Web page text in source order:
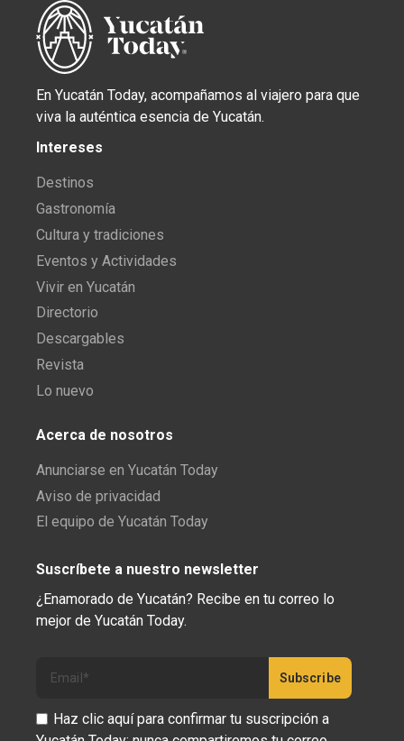
En Yucatán Today, acompañamos al viajero para que
viva la auténtica esencia de Yucatán.
Intereses
Destinos
Gastronomía
Cultura y tradiciones
Eventos y Actividades
Vivir en Yucatán
Directorio
Descargables
Revista
Lo nuevo
Acerca de nosotros
Anunciarse en Yucatán Today
Aviso de privacidad
El equipo de Yucatán Today
Suscríbete a nuestro newsletter
¿Enamorado de Yucatán? Recibe en tu correo lo
mejor de Yucatán Today.
Haz clic aquí para confirmar tu suscripción a